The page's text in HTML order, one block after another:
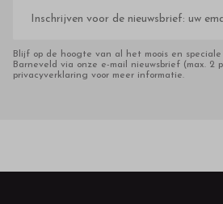
mailadres
Blijf op de hoogte van al het moois en
Barneveld via onze e-mail nieuwsbrief (max. 2
privacyverklaring voor meer informatie.